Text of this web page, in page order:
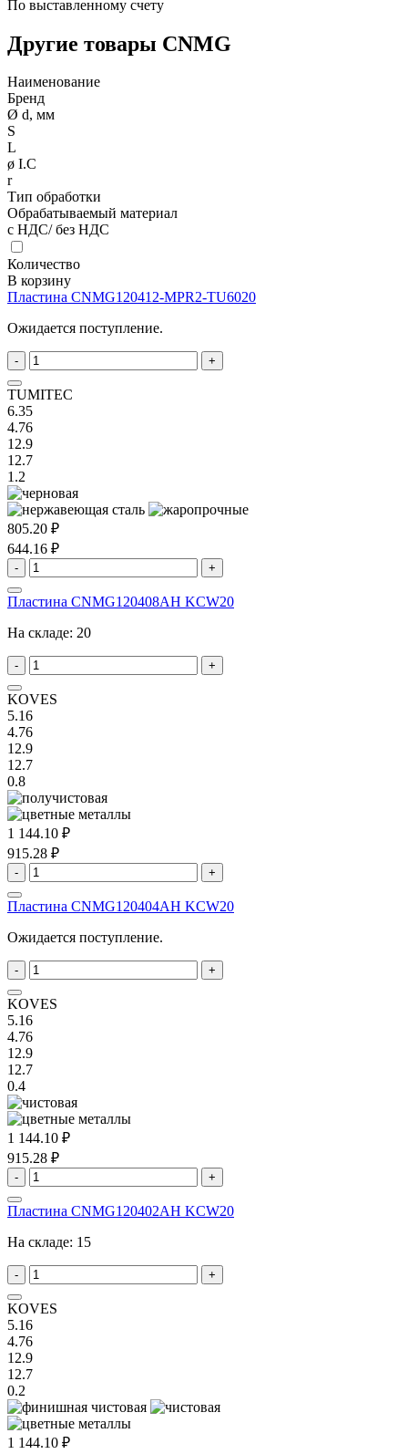
По выставленному счету
Другие товары CNMG
Наименование
Бренд
Ø d, мм
S
L
ø I.C
r
Тип обработки
Обрабатываемый материал
с НДС/ без НДС
Количество
В корзину
Пластина CNMG120412-MPR2-TU6020
Ожидается поступление.
- +
TUMITEC
6.35
4.76
12.9
12.7
1.2
805.20 ₽
644.16 ₽
- +
Пластина CNMG120408AH KCW20
На складе: 20
- +
KOVES
5.16
4.76
12.9
12.7
0.8
1 144.10 ₽
915.28 ₽
- +
Пластина CNMG120404AH KCW20
Ожидается поступление.
- +
KOVES
5.16
4.76
12.9
12.7
0.4
1 144.10 ₽
915.28 ₽
- +
Пластина CNMG120402AH KCW20
На складе: 15
- +
KOVES
5.16
4.76
12.9
12.7
0.2
1 144.10 ₽